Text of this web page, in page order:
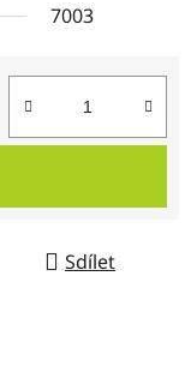
7003
Sdílet